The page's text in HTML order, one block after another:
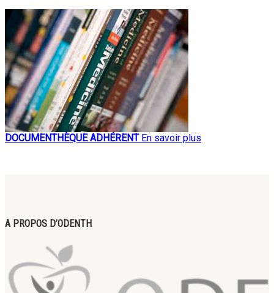
DOCUMENTHÈQUE ADHÉRENT En savoir plus
A PROPOS D’ODENTH